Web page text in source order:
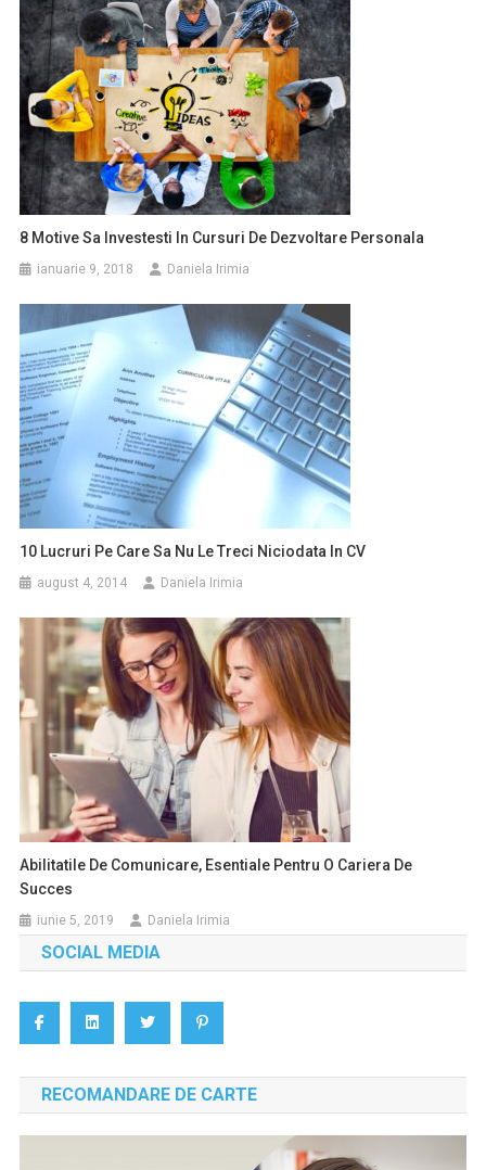
8 Motive Sa Investesti In Cursuri De Dezvoltare Personala
ianuarie 9, 2018 Daniela Irimia
10 Lucruri Pe Care Sa Nu Le Treci Niciodata In CV
august 4, 2014 Daniela Irimia
Abilitatile De Comunicare, Esentiale Pentru O Cariera De
Succes
iunie 5, 2019 Daniela Irimia
SOCIAL MEDIA
RECOMANDARE DE CARTE